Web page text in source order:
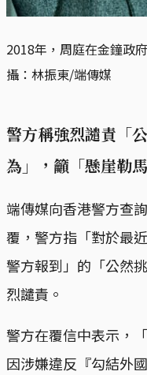
2018年，周庭在金鐘政
攝：林振東/端傳媒
警方稱強烈譴責「
為」，籲「懸崖勒馬
端傳媒向香港警方查
覆，警方指「對於最
警方報到」的「公然
烈譴責。
警方在覆信中表示，
因涉嫌違反『勾結外